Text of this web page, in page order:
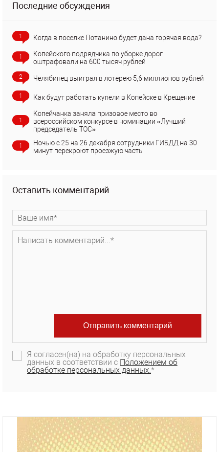
Последние обсуждения
1 Когда в поселке Потанино будет дана горячая вода?
1
Копейского подрядчика по уборке дорог
оштрафовали на 600 тысяч рублей
2 Челябинец выиграл в лотерею 5,6 миллионов рублей
1 Как будут работать купели в Копейске в Крещение
1
Копейчанка заняла призовое место во
всероссийском конкурсе в номинации «Лучший
председатель ТОС»
1
Ночью с 25 на 26 декабря сотрудники ГИБДД на 30
минут перекроют проезжую часть
Оставить комментарий
Я согласен(на) на обработку персональных
данных в соответствии с Положением об
обработке персональных данных.*